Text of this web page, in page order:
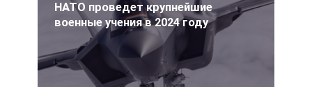
НАТО проведет крупнейшие
военные учения в 2024 году